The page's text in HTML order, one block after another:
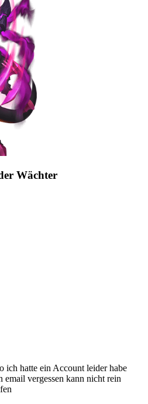
Wächter
ich hatte ein Account leider habe
email vergessen kann nicht rein